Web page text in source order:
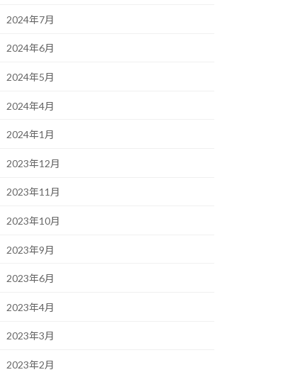
2024年7月
2024年6月
2024年5月
2024年4月
2024年1月
2023年12月
2023年11月
2023年10月
2023年9月
2023年6月
2023年4月
2023年3月
2023年2月